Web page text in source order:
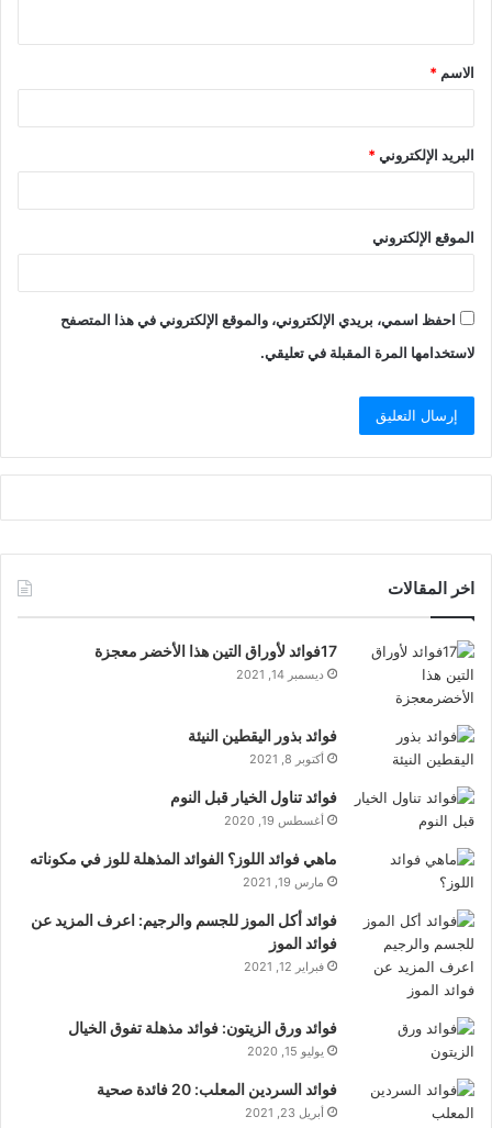
ق
*
الاسم *
البريد الإلكتروني*
الموقع الإلكتروني
احفظ اسمي، بريدي الإلكتروني، والموقع الإلكتروني في هذا المتصفح
لاستخدامها المرة المقبلة في تعليقي.
اخر المقالات
17فوائد لأوراق التين هذا الأخضر معجزة
ديسمبر 14, 2021
فوائد بذور اليقطين النيئة
أكتوبر 8, 2021
فوائد تناول الخيار قبل النوم
أغسطس 19, 2020
ماهي فوائد اللوز؟ الفوائد المذهلة للوز في مكوناته
مارس 19, 2021
فوائد أكل الموز للجسم والرجيم: اعرف المزيد عن
فوائد الموز
فبراير 12, 2021
فوائد ورق الزيتون: فوائد مذهلة تفوق الخيال
يوليو 15, 2020
فوائد السردين المعلب: 20 فائدة صحية
أبريل 23, 2021